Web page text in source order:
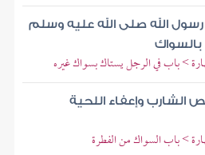
الله صلى الله عليه وسلم
بالسواك
> باب في الرجل يستاك بسواك غيره
وإعفاء اللحية
> باب السواك من الفطرة